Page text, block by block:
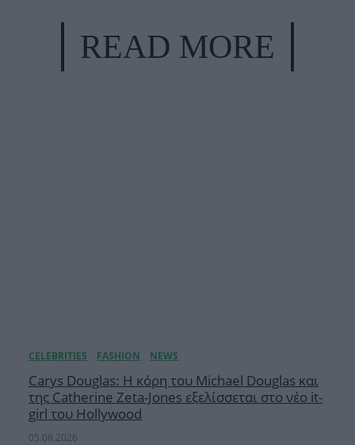
READ MORE
Carys Douglas: Η κόρη τoυ Michael Douglas και
της Catherine Zeta-Jones εξελίσσεται στο νέο it-
girl του Hollywood
05.08.2026